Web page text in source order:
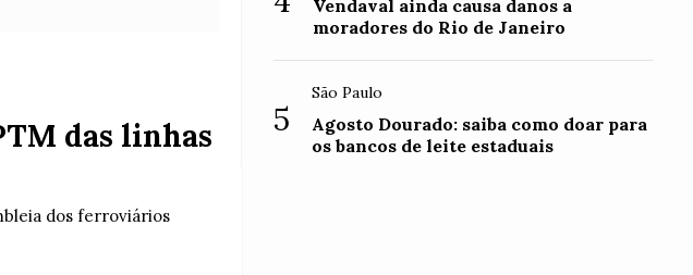
das linhas
dos ferroviários
Vendaval ainda causa danos a
moradores do Rio de Janeiro
5
São Paulo
Agosto Dourado: saiba como doar para
os bancos de leite estaduais